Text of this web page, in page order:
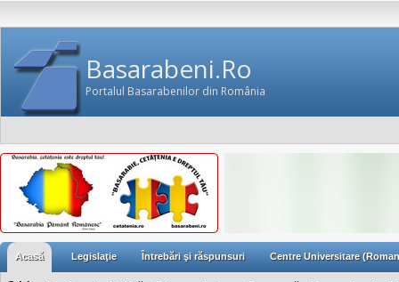
Basarabeni.Ro
Portalul Basarabenilor din România
Acasă Legislaţie Întrebări şi răspunsuri Centre Universitare